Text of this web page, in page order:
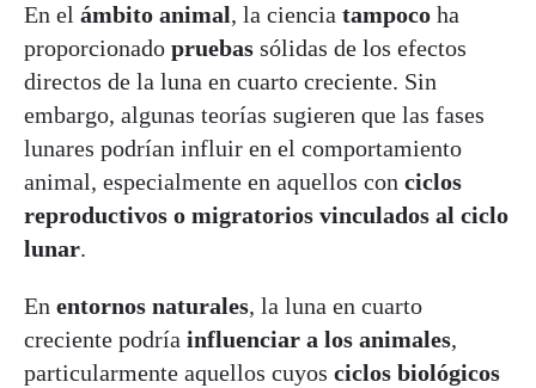
En el ámbito animal, la ciencia tampoco ha
proporcionado pruebas sólidas de los efectos
directos de la luna en cuarto creciente. Sin
embargo, algunas teorías sugieren que las fases
lunares podrían influir en el comportamiento
animal, especialmente en aquellos con ciclos
reproductivos o migratorios vinculados al ciclo
lunar.
En entornos naturales, la luna en cuarto
creciente podría influenciar a los animales,
particularmente aquellos cuyos ciclos biológicos